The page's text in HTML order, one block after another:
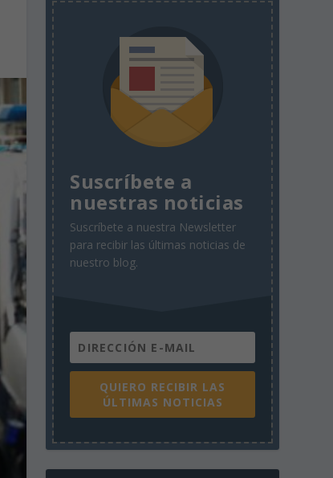
Suscríbete a
nuestras noticias
Suscríbete a nuestra Newsletter
para recibir las últimas noticias de
nuestro blog.
QUIERO RECIBIR LAS
ÚLTIMAS NOTICIAS